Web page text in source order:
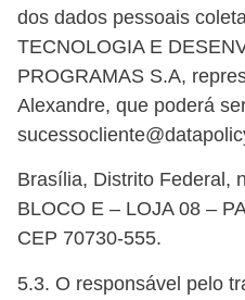
dos dados pessoais
TECNOLOGIA E
PROGRAMAS S.A,
Alexandre, que poderá
Brasília, Distrito Federal,
BLOCO E – LOJA 08 –
CEP 70730-555.
5.3. O responsável pelo